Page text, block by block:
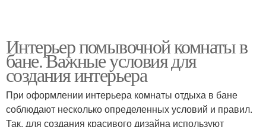
Интерьер помывочной комнаты в
бане. Важные условия для
создания интерьера
При оформлении интерьера комнаты отдыха в бане
соблюдают несколько определенных условий и правил.
Так, для создания красивого дизайна используют